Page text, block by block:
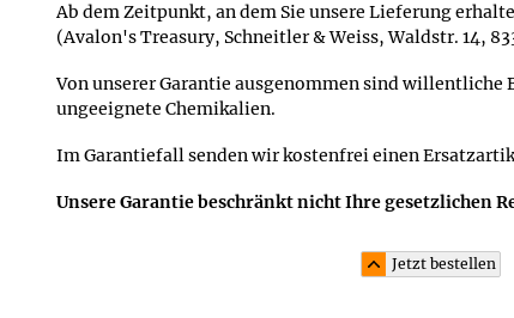
Ab dem Zeitpunkt, an dem Sie unsere Lieferung
(Avalon's Treasury, Schneitler & Weiss, Waldstr. 14,
Von unserer Garantie ausgenommen sind willentliche
ungeeignete Chemikalien.
Im Garantiefall senden wir kostenfrei einen
Unsere Garantie beschränkt nicht Ihre gesetzlichen
Jetzt bestellen